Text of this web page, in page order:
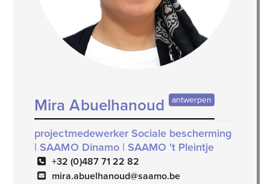
Mira Abuelhanoud antwerpen
projectmedewerker Sociale bescherming
| SAAMO Dinamo | SAAMO 't Pleintje
+32 (0)487 71 22 82
mira.abuelhanoud@saamo.be